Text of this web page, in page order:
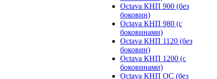
Octava КНП 900 (без
боковин)
Octava КНП 980 (с
боковинами)
Octava КНП 1120 (без
боковин)
Octava КНП 1200 (с
боковинами)
Octava КНП OC (без